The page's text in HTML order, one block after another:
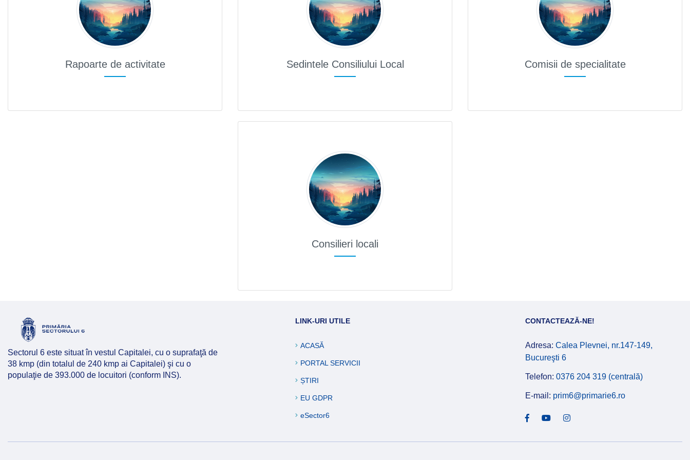
Rapoarte de activitate Sedintele Consiliului Local Comisii de specialitate
Consilieri locali
Sectorul 6 este situat în vestul Capitalei, cu o suprafaţă de
38 kmp (din totalul de 240 kmp ai Capitalei) şi cu o
populaţie de 393.000 de locuitori (conform INS).
LINK-URI UTILE
ACASĂ
PORTAL SERVICII
ȘTIRI
EU GDPR
eSector6
CONTACTEAZĂ-NE!
Adresa: Calea Plevnei, nr.147-149,
Bucureşti 6
Telefon: 0376 204 319 (centrală)
E-mail: prim6@primarie6.ro